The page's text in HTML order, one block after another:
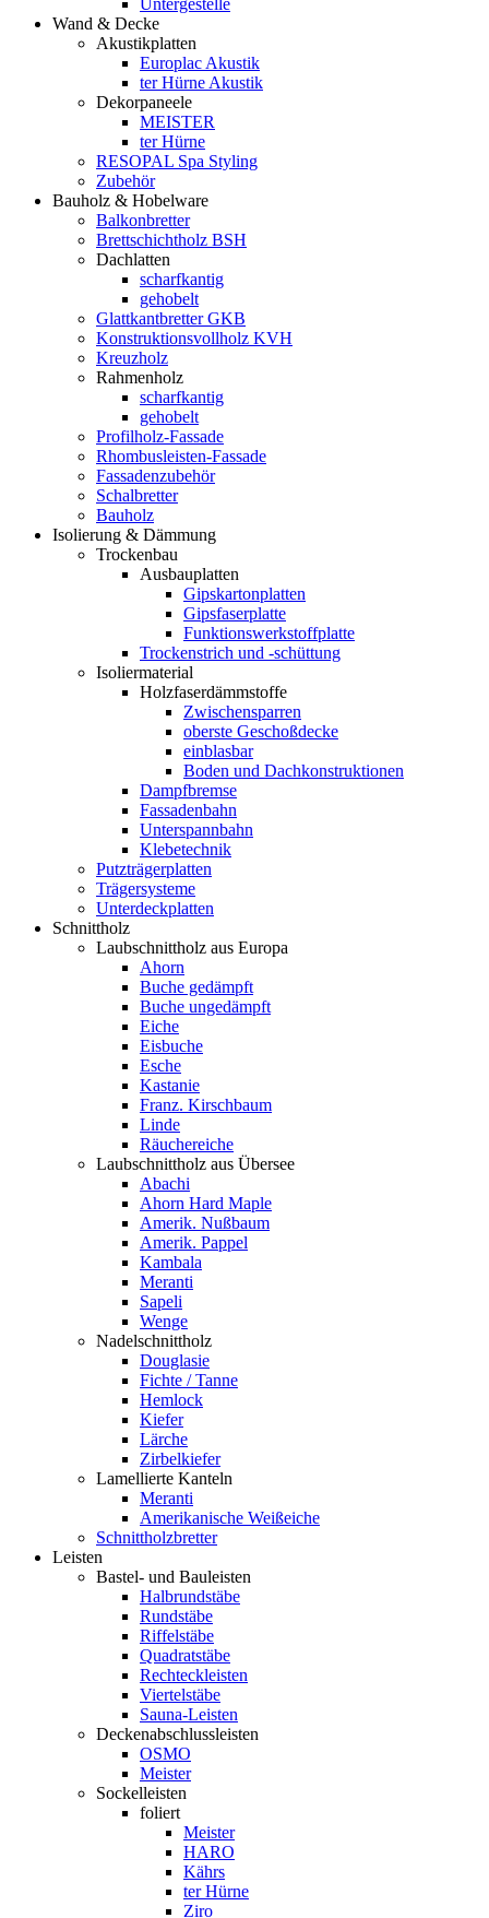
Wand & Decke
Akustikplatten
Europlac Akustik
ter Hürne Akustik
Dekorpaneele
MEISTER
ter Hürne
RESOPAL Spa Styling
Zubehör
Bauholz & Hobelware
Balkonbretter
Brettschichtholz BSH
Dachlatten
scharfkantig
gehobelt
Glattkantbretter GKB
Konstruktionsvollholz KVH
Kreuzholz
Rahmenholz
scharfkantig
gehobelt
Profilholz-Fassade
Rhombusleisten-Fassade
Fassadenzubehör
Schalbretter
Bauholz
Isolierung & Dämmung
Trockenbau
Ausbauplatten
Gipskartonplatten
Gipsfaserplatte
Funktionswerkstoffplatte
Trockenstrich und -schüttung
Isoliermaterial
Holzfaserdämmstoffe
Zwischensparren
oberste Geschoßdecke
einblasbar
Boden und Dachkonstruktionen
Dampfbremse
Fassadenbahn
Unterspannbahn
Klebetechnik
Putzträgerplatten
Trägersysteme
Unterdeckplatten
Schnittholz
Laubschnittholz aus Europa
Ahorn
Buche gedämpft
Buche ungedämpft
Eiche
Eisbuche
Esche
Kastanie
Franz. Kirschbaum
Linde
Räuchereiche
Laubschnittholz aus Übersee
Abachi
Ahorn Hard Maple
Amerik. Nußbaum
Amerik. Pappel
Kambala
Meranti
Sapeli
Wenge
Nadelschnittholz
Douglasie
Fichte / Tanne
Hemlock
Kiefer
Lärche
Zirbelkiefer
Lamellierte Kanteln
Meranti
Amerikanische Weißeiche
Schnittholzbretter
Leisten
Bastel- und Bauleisten
Halbrundstäbe
Rundstäbe
Riffelstäbe
Quadratstäbe
Rechteckleisten
Viertelstäbe
Sauna-Leisten
Deckenabschlussleisten
OSMO
Meister
Sockelleisten
foliert
Meister
HARO
Kährs
ter Hürne
Ziro